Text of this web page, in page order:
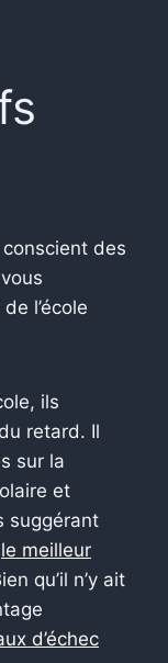
des
l’école
ils
retard. Il
sur la
et
suggérant
le meilleur
qu’il n’y ait
d’échec